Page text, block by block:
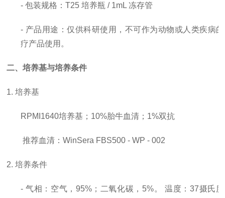
- 包装规格：T25 培养瓶 / 1mL 冻存管
- 产品用途：仅供科研使用， 不可作为动物或人类疾病
疗产品使用。
二、培养基与培养条件
1. 培养基
RPMI1640培养基；10%胎牛血清；1%双抗
推荐血清：WinSera FBS500 - WP - 002
2. 培养条件
- 气相：空气，95%；二氧化碳，5%。 温度：37摄氏